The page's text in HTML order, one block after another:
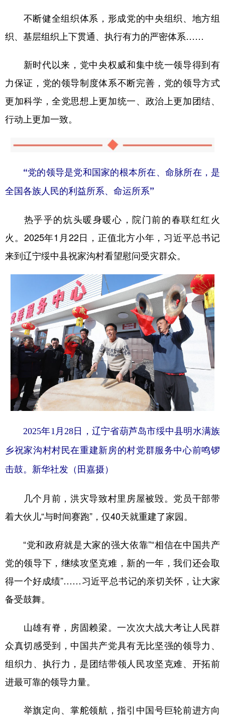
不断健全组织体系，形成党的中央组织、地方组
织、基层组织上下贯通、执行有力的严密体系……
新时代以来，党中央权威和集中统一领导得到有
力保证，党的领导制度体系不断完善，党的领导方式
更加科学，全党思想上更加统一、政治上更加团结、
行动上更加一致。
“党的领导是党和国家的根本所在、命脉所在，是
全国各族人民的利益所系、命运所系”
热乎乎的炕头暖身暖心，院门前的春联红红火
火。2025年1月22日，正值北方小年，习近平总书记
来到辽宁绥中县祝家沟村看望慰问受灾群众。
2025年1月28日，辽宁省葫芦岛市绥中县明水满族
乡祝家沟村村民在重建新房的村党群服务中心前鸣锣
击鼓。新华社发（田嘉摄）
几个月前，洪灾导致村里房屋被毁。党员干部带
着大伙儿“与时间赛跑”，仅40天就重建了家园。
“党和政府就是大家的强大依靠”“相信在中国共产
党的领导下，继续攻坚克难，新的一年，我们还会取
得一个好成绩”……习近平总书记的亲切关怀，让大家
备受鼓舞。
山雄有脊，房固赖梁。一次次大战大考让人民群
众真切感受到，中国共产党具有无比坚强的领导力、
组织力、执行力，是团结带领人民攻坚克难、开拓前
进最可靠的领导力量。
举旗定向、掌舵领航，指引中国号巨轮前进方向